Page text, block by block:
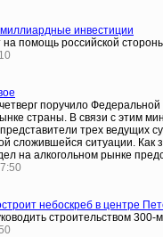
инвестиции
на помощь российской
поручило
страны. В связи с этим
трех ведущих
сложившейся ситуации.
на алкогольном рынке
небоскреб в центре
строительством